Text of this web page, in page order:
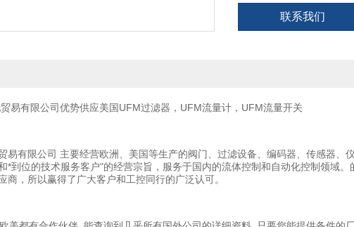
联系我们
易有限公司优势供应美国UFM过滤器，UFM流量计，UFM流量开关
易有限公司 主要经营欧洲、美国等生产的阀门、过滤设备、编码器、传感器、
*到位的技术服务客户"的经营宗旨，服务于国内的流体控制和自动化控制领域
商，所以赢得了广大客户和工控同行的广泛认可。